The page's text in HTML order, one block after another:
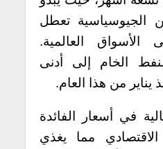
الجيوسياسية تعطل
الأسواق العالمية.
الخام إلى أدنى
يناير من هذا العام.
في أسعار الفائدة
مما يغذي